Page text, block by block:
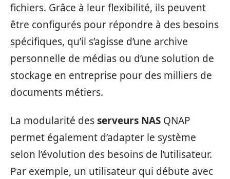
fichiers. Grâce à leur flexibilité, ils peuvent
être configurés pour répondre à des besoins
spécifiques, qu’il s’agisse d’une archive
personnelle de médias ou d’une solution de
stockage en entreprise pour des milliers de
documents métiers.
La modularité desserveurs NAS QNAP
permet également d’adapter le système
selon l’évolution des besoins de l’utilisateur.
Par exemple, un utilisateur qui débute avec